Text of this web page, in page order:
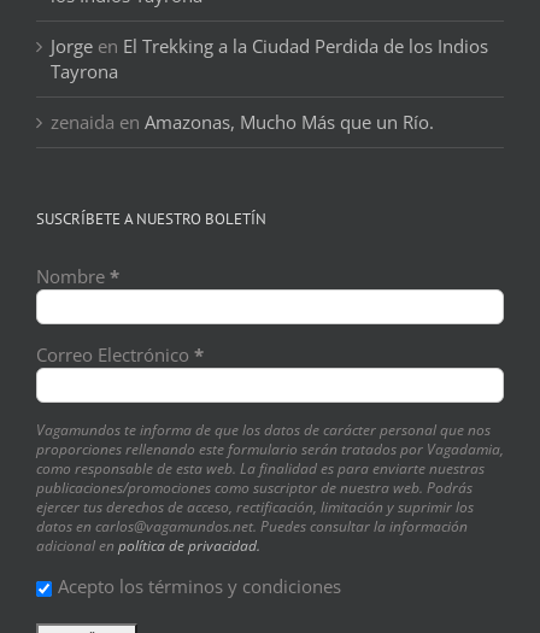
Jorge en El Trekking a la Ciudad Perdida de los Indios
Tayrona
zenaida en Amazonas, Mucho Más que un Río.
SUSCRÍBETE A NUESTRO BOLETÍN
Nombre *
Correo Electrónico *
Vagamundos te informa de que los datos de carácter personal que nos
proporciones rellenando este formulario serán tratados por Vagadamia,
como responsable de esta web. La finalidad es para enviarte nuestras
publicaciones/promociones como suscriptor de nuestra web. Podrás
ejercer tus derechos de acceso, rectificación, limitación y suprimir los
datos en carlos@vagamundos.net. Puedes consultar la información
adicional en política de privacidad.
Acepto los términos y condiciones